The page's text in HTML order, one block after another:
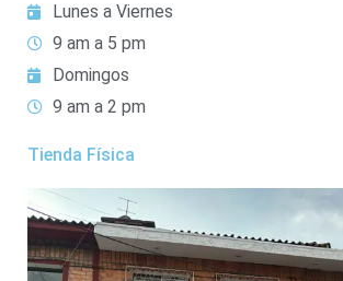
Lunes a Viernes
9 am a 5 pm
Domingos
9 am a 2 pm
Tienda Física